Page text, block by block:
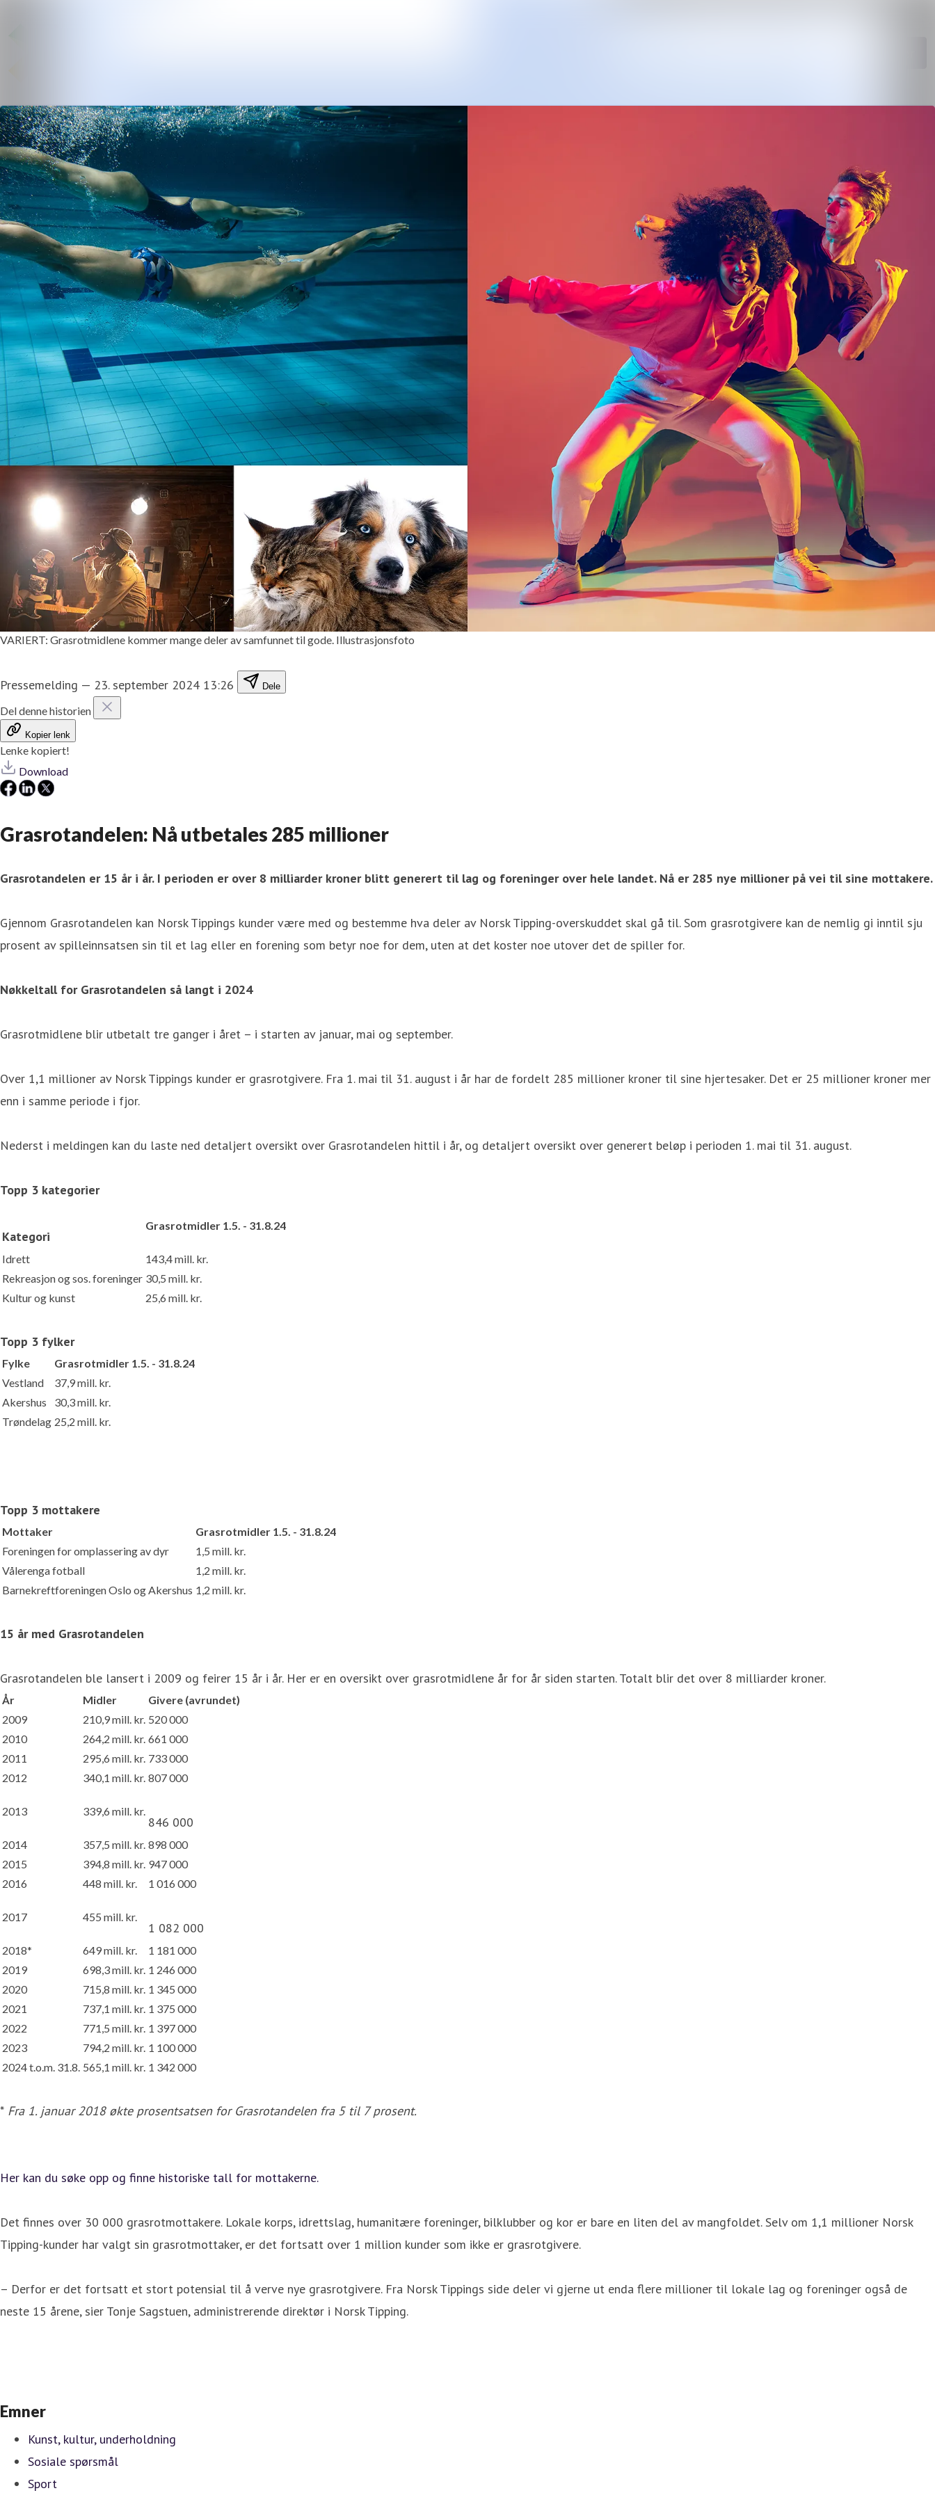
VARIERT: Grasrotmidlene kommer mange deler av samfunnet til gode. Illustrasjonsfoto
Pressemelding — 23. september 2024 13:26 Dele
Del denne historien
Kopier lenk
Lenke kopiert!
Download
Grasrotandelen: Nå utbetales 285 millioner
Grasrotandelen er 15 år i år. I perioden er over 8 milliarder kroner blitt generert til lag og foreninger over hele landet. Nå er 285 nye millioner på vei til sine mottakere.
Gjennom Grasrotandelen kan Norsk Tippings kunder være med og bestemme hva deler av Norsk Tipping-overskuddet skal gå til. Som grasrotgivere kan de nemlig gi inntil sju
prosent av spilleinnsatsen sin til et lag eller en forening som betyr noe for dem, uten at det koster noe utover det de spiller for.
Nøkkeltall for Grasrotandelen så langt i 2024
Grasrotmidlene blir utbetalt tre ganger i året – i starten av januar, mai og september.
Over 1,1 millioner av Norsk Tippings kunder er grasrotgivere. Fra 1. mai til 31. august i år har de fordelt 285 millioner kroner til sine hjertesaker. Det er 25 millioner kroner mer
enn i samme periode i fjor.
Nederst i meldingen kan du laste ned detaljert oversikt over Grasrotandelen hittil i år, og detaljert oversikt over generert beløp i perioden 1. mai til 31. august.
Topp 3 kategorier
Kategori
Grasrotmidler 1.5. - 31.8.24
Idrett
143,4 mill. kr.
Rekreasjon og sos. foreninger 30,5 mill. kr.
Kultur og kunst
25,6 mill. kr.
Topp 3 fylker
Fylke
Grasrotmidler 1.5. - 31.8.24
Vestland
37,9 mill. kr.
Akershus
30,3 mill. kr.
Trøndelag 25,2 mill. kr.
Topp 3 mottakere
Mottaker
Grasrotmidler 1.5. - 31.8.24
Foreningen for omplassering av dyr
1,5 mill. kr.
Vålerenga fotball
1,2 mill. kr.
Barnekreftforeningen Oslo og Akershus 1,2 mill. kr.
15 år med Grasrotandelen
Grasrotandelen ble lansert i 2009 og feirer 15 år i år. Her er en oversikt over grasrotmidlene år for år siden starten. Totalt blir det over 8 milliarder kroner.
År Midler Givere (avrundet)
2009
210,9 mill. kr. 520 000
2010
264,2 mill. kr. 661 000
2011
295,6 mill. kr. 733 000
2012
340,1 mill. kr. 807 000
2013 339,6 mill. kr.
846 000
2014 357,5 mill. kr. 898 000
2015
394,8 mill. kr. 947 000
2016
448 mill. kr. 1 016 000
2017 455 mill. kr.
1 082 000
2018* 649 mill. kr.
1 181 000
2019
698,3 mill. kr. 1 246 000
2020
715,8 mill. kr. 1 345 000
2021
737,1 mill. kr. 1 375 000
2022
771,5 mill. kr. 1 397 000
2023
794,2 mill. kr. 1 100 000
2024 t.o.m. 31.8. 565,1 mill. kr. 1 342 000
* Fra 1. januar 2018 økte prosentsatsen for Grasrotandelen fra 5 til 7 prosent.
Her kan du søke opp og finne historiske tall for mottakerne.
Det finnes over 30 000 grasrotmottakere. Lokale korps, idrettslag, humanitære foreninger, bilklubber og kor er bare en liten del av mangfoldet. Selv om 1,1 millioner Norsk
Tipping-kunder har valgt sin grasrotmottaker, er det fortsatt over 1 million kunder som ikke er grasrotgivere.
– Derfor er det fortsatt et stort potensial til å verve nye grasrotgivere. Fra Norsk Tippings side deler vi gjerne ut enda flere millioner til lokale lag og foreninger også de
neste 15 årene, sier Tonje Sagstuen, administrerende direktør i Norsk Tipping.
Emner
Kunst, kultur, underholdning
Sosiale spørsmål
Sport